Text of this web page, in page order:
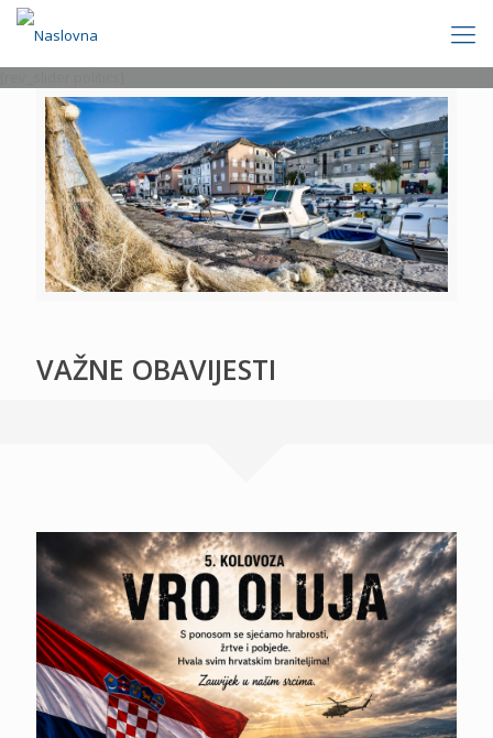
VAŽNE OBAVIJESTI